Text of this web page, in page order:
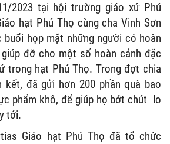
2023 tại hội trường giáo xứ Phú
hạt Phú Thọ cùng cha Vinh Sơn
buổi họp mặt những người có hoàn
đỡ cho một số hoàn cảnh đặc
trong hạt Phú Thọ. Trong đợt chia
kết, đã gửi hơn 200 phần quà bao
phẩm khô, để giúp họ bớt chút lo
tới.
Giáo hạt Phú Thọ đã tổ chức